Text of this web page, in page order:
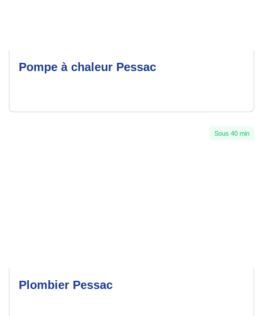
Pompe à chaleur Pessac
Sous 40 min
Plombier Pessac